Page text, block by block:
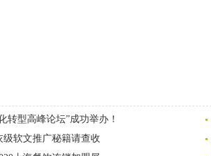
转型高峰论坛”成功举办！
软文推广秘籍请查收